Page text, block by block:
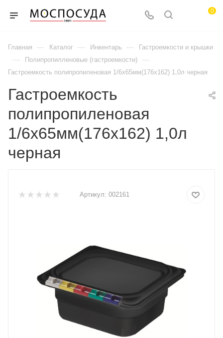
0
Главная — Каталог — Инвентарь — Гастроемкости и крышки
— Полипропилленовые (гастроемкости) —
Гастроемкость полипропиленовая 1/6х65мм(176х162) 1,0л черная
Гастроемкость
полипропиленовая
1/6х65мм(176х162) 1,0л
черная
Артикул: 002161